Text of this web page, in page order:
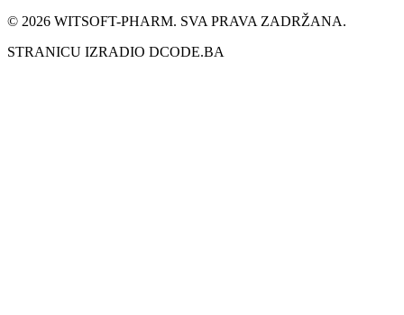
© 2026 WITSOFT-PHARM. SVA PRAVA ZADRŽANA.
STRANICU IZRADIO DCODE.BA